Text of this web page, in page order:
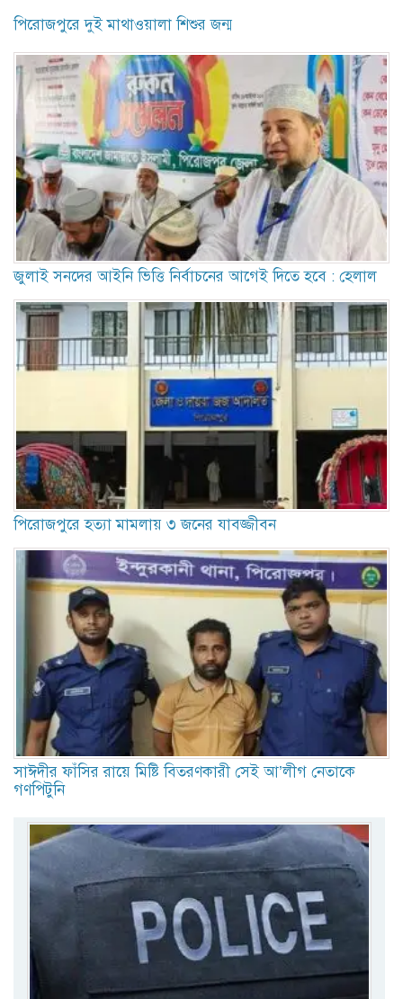
পিরোজপুরে দুই মাথাওয়ালা শিশুর জন্ম
‎জুলাই সনদের আইনি ভিত্তি নির্বাচনের আগেই দিতে হবে : হেলাল
পিরোজপুরে হত্যা মামলায় ৩ জনের যাবজ্জীবন
সাঈদীর ফাঁসির রায়ে মিষ্টি বিতরণকারী সেই আ’লীগ নেতাকে
গণপিটুনি